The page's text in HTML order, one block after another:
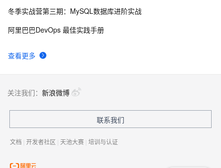
著录
查看更多
冬季实战营第三期：MySQL数据库进阶实战
阿里巴巴DevOps 最佳实践手册
关注我们： 新浪微博
联系我们
文档 | 开发者社区 | 天池大赛 | 培训与认证